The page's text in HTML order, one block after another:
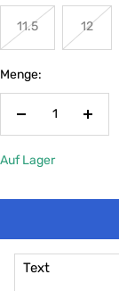
11.5 12
Menge:
Menge
Menge
Auf Lager
Text